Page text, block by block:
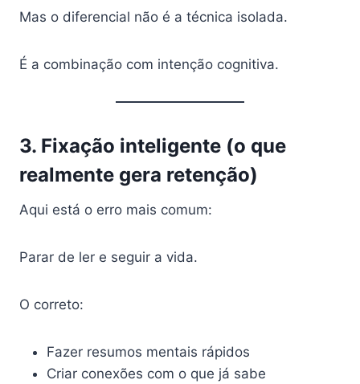
Mas o diferencial não é a técnica isolada.
É a combinação com intenção cognitiva.
3. Fixação inteligente (o que
realmente gera retenção)
Aqui está o erro mais comum:
Parar de ler e seguir a vida.
O correto:
Fazer resumos mentais rápidos
Criar conexões com o que já sabe